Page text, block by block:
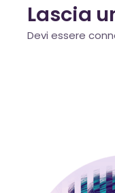
Lascia
Devi essere